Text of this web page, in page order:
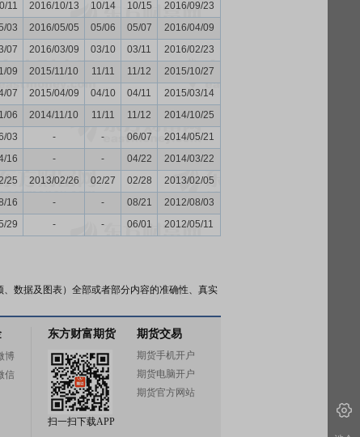
11 2016/10/13 10/14 10/15
2016/09/23
03 2016/05/05 05/06 05/07
2016/04/09
07 2016/03/09 03/10 03/11
2016/02/23
09 2015/11/10 11/11 11/12
2015/10/27
07 2015/04/09 04/10 04/11
2015/03/14
06 2014/11/10 11/11 11/12
2014/10/25
03 - - 06/07
2014/05/21
16 - - 04/22
2014/03/22
25 2013/02/26 02/27 02/28
2013/02/05
16 - - 08/21
2012/08/03
29 - - 06/01 2012/05/11
数据及图表）全部或者部分内容的准确性、真实
博
信
东方财富期货
扫一扫下载APP
期货交易
期货手机开户
期货电脑开户
期货官方网站